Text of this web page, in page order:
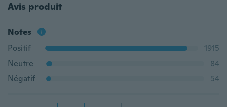
Avis produit
Notes
Positif
1915
Neutre
84
Négatif
54